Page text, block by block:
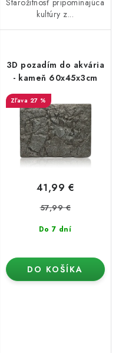
kultúry z...
3D pozadím do akvária
- kameň 60x45x3cm
27 %
Do 7 dní
41,99 €
57,99 €
DO KOŠÍKA